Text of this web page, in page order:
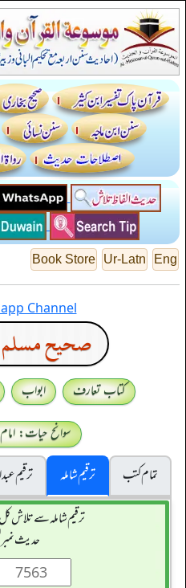
Eng
Ur-Latn
Book Store
Channel
صحيح
کتاب تعارف ابواب
سوانح حیات:
تمام کتب
ترقیم شاملہ ترقيم
ترقیم شاملہ سے تلاش کل
حدیث